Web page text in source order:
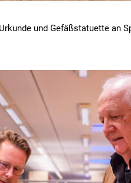
und Gefäßstatuette an